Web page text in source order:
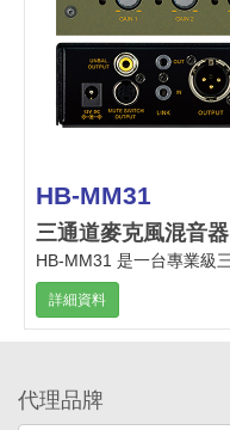
HB-MM31
三通道麥克風混音器
詳細資料
代理品牌